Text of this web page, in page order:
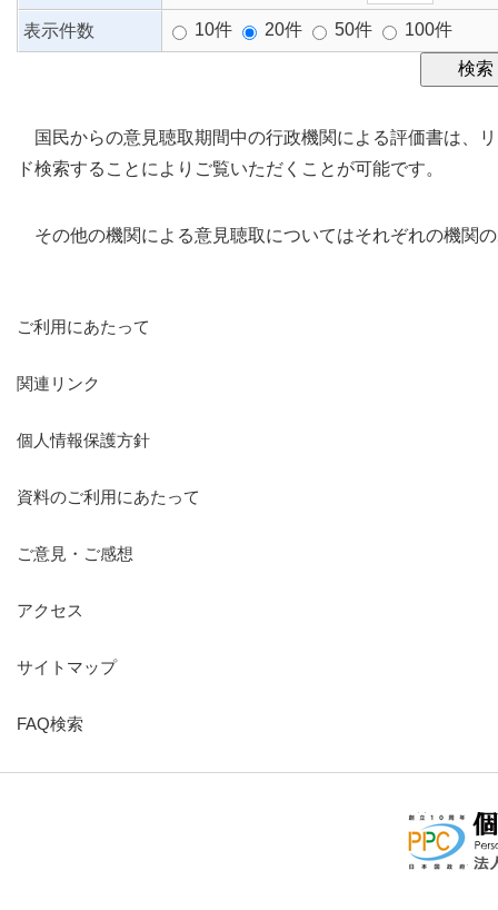
表示件数 10件 20件 50件 100件
国民からの意見聴取期間中の行政機関による評価書は、
ド検索することによりご覧いただくことが可能です。
その他の機関による意見聴取についてはそれぞれの機関
ご利用にあたって
関連リンク
個人情報保護方針
資料のご利用にあたって
ご意見・ご感想
アクセス
サイトマップ
FAQ検索